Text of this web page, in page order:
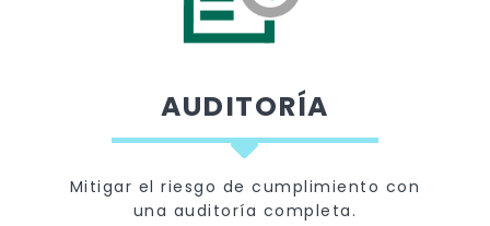
AUDITORÍA
Mitigar el riesgo de cumplimiento con
una auditoría completa.